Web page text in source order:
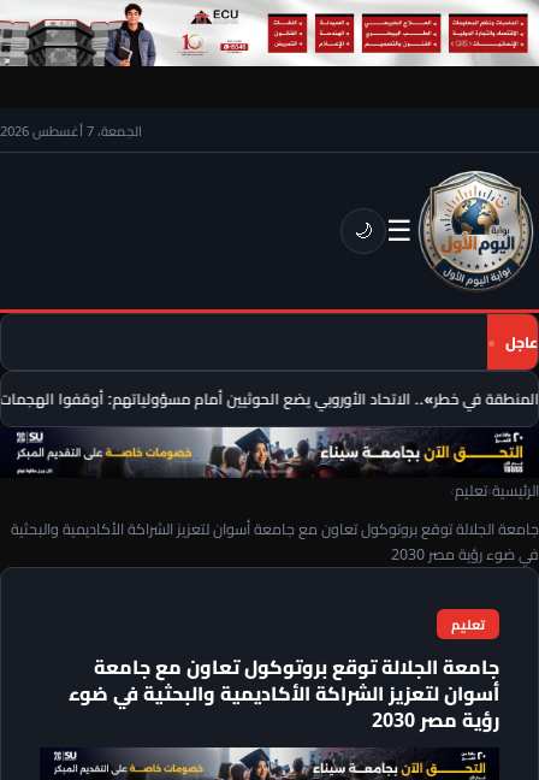
الجمعة، 7 أغسطس 2026
☰
🌙
عاجل
في خطر».. الاتحاد الأوروبي يضع الحوثيين أمام مسؤولياتهم: أوقفوا الهجمات
الرئيسية›تعليم›
جامعة الجلالة توقع بروتوكول تعاون مع جامعة أسوان لتعزيز الشراكة الأكاديمية والبحثية
في ضوء رؤية مصر 2030
تعليم
جامعة الجلالة توقع بروتوكول تعاون مع جامعة
أسوان لتعزيز الشراكة الأكاديمية والبحثية في ضوء
رؤية مصر 2030